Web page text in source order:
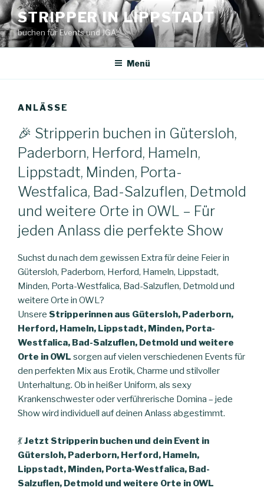
Zum
Inhalt
springen
STRIPPER IN LIPPSTADT
buchen für Events und JGA!
Menü
ANLÄSSE
🎉 Stripperin buchen in Gütersloh,
Paderborn, Herford, Hameln,
Lippstadt, Minden, Porta-
Westfalica, Bad-Salzuflen, Detmold
und weitere Orte in OWL – Für
jeden Anlass die perfekte Show
Suchst du nach dem gewissen Extra für deine Feier in
Gütersloh, Paderborn, Herford, Hameln, Lippstadt,
Minden, Porta-Westfalica, Bad-Salzuflen, Detmold und
weitere Orte in OWL?
Unsere Stripperinnen aus Gütersloh, Paderborn,
Herford, Hameln, Lippstadt, Minden, Porta-
Westfalica, Bad-Salzuflen, Detmold und weitere
Orte in OWL sorgen auf vielen verschiedenen Events für
den perfekten Mix aus Erotik, Charme und stilvoller
Unterhaltung. Ob in heißer Uniform, als sexy
Krankenschwester oder verführerische Domina – jede
Show wird individuell auf deinen Anlass abgestimmt.
💃Jetzt Stripperin buchen und dein Event in
Gütersloh, Paderborn, Herford, Hameln,
Lippstadt, Minden, Porta-Westfalica, Bad-
Salzuflen, Detmold und weitere Orte in OWL